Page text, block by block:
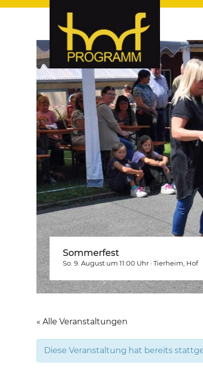
hof-programm – das
hof-programm – das Veranstaltungsportal für
Sommerfest
So. 9. August um 11:00 Uhr ·Tierheim , Hof
« Alle Veranstaltungen
Diese Veranstaltung hat bereits